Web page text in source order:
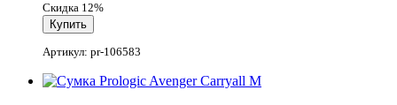
Скидка 12%
Артикул: pr-106583